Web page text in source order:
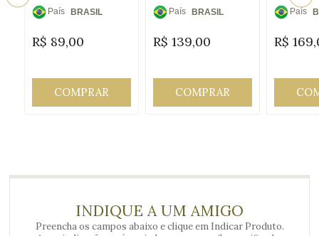
País
Origem:
BRASIL
R$ 89,00
COMPRAR
País
Origem:
BRASIL
R$ 139,00
COMPRAR
País
R$
INDIQUE A UM AMIGO
Preencha os campos abaixo e clique em Indicar Produto.